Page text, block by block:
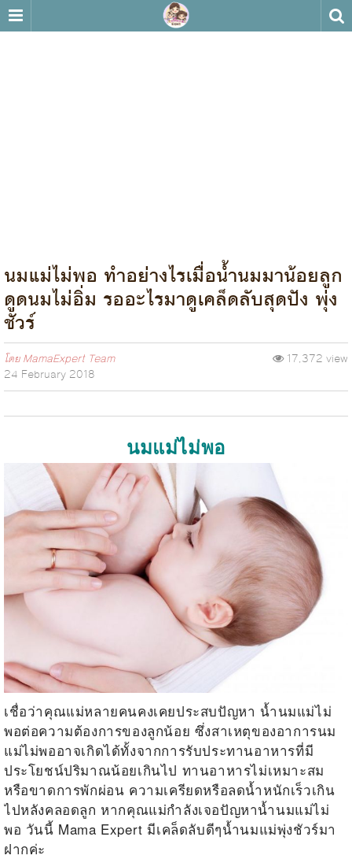
นมแม่ไม่พอ ทำอย่างไรเมื่อน้ำนมมาน้อยลูก
ดูดนมไม่อิ่ม รออะไรมาดูเคล็ดลับสุดปัง พุ่ง
ชัวร์
โดยMamaExpert Team
24 February 2018
17,372 view
นมแม่ไม่พอ
เชื่อว่าคุณแม่หลายคนคงเคยประสบปัญหา น้ำนมแม่ไม่
พอต่อความต้องการของลูกน้อย ซึ่งสาเหตุของอาการนม
แม่ไม่พออาจเกิดได้ทั้งจากการรับประทานอาหารที่มี
ประโยชน์ปริมาณน้อยเกินไป ทานอาหารไม่เหมาะสม
หรือขาดการพักผ่อน ความเครียดหรือลดน้ำหนักเร็วเกิน
ไปหลังคลอดลูก หากคุณแม่กำลังเจอปัญหาน้ำนมแม่ไม่
พอ วันนี้ Mama Expert มีเคล็ดลับดีๆน้ำนมแม่พุ่งชัวร์มา
ฝากค่ะ